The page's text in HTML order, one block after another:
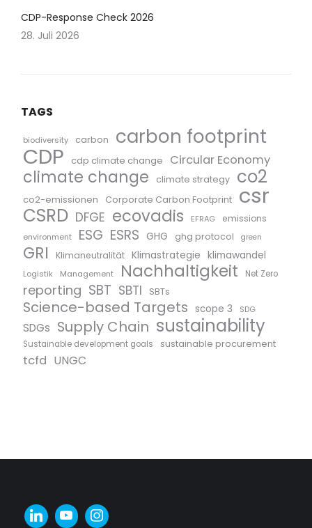
CDP-Response Check 2026
28. Juli 2026
TAGS
biodiversity carbon carbon footprint
CDP cdp climate change Circular Economy
climate change climate strategy co2
co2-emissionen Corporate Carbon Footprint csr
CSRD DFGE ecovadis EFRAG emissions
environment ESG ESRS GHG ghg protocol green
GRI Klimaneutralität Klimastrategie klimawandel
Logistik Management Nachhaltigkeit Net Zero
reporting SBT SBTI SBTs
Science-based Targets scope 3 SDG
SDGs Supply Chain sustainability
Sustainable development goals sustainable procurement
tcfd UNGC